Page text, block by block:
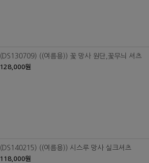
(DS130709) ((여름용)) 꽃 망사 원단,꽃무늬 셔츠
128,000원
(DS140215) ((여름용)) 시스루 망사 실크셔츠
118,000원